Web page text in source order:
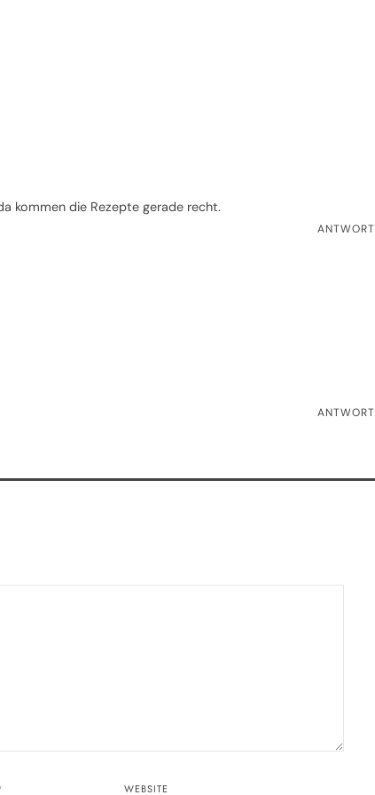
kommen die Rezepte gerade recht.
ANTWORT
ANTWORT
WEBSITE